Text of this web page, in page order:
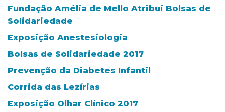
Fundação Amélia de Mello Atribui Bolsas de
Solidariedade
Exposição Anestesiologia
Bolsas de Solidariedade 2017
Prevenção da Diabetes Infantil
Corrida das Lezírias
Exposição Olhar Clínico 2017